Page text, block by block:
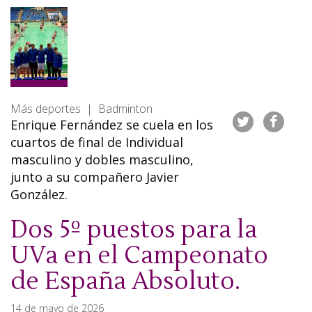
Más deportes | Badminton
Enrique Fernández se cuela en los
cuartos de final de Individual
masculino y dobles masculino,
junto a su compañero Javier
González.
Dos 5º puestos para la
UVa en el Campeonato
de España Absoluto.
14 de mayo de 2026